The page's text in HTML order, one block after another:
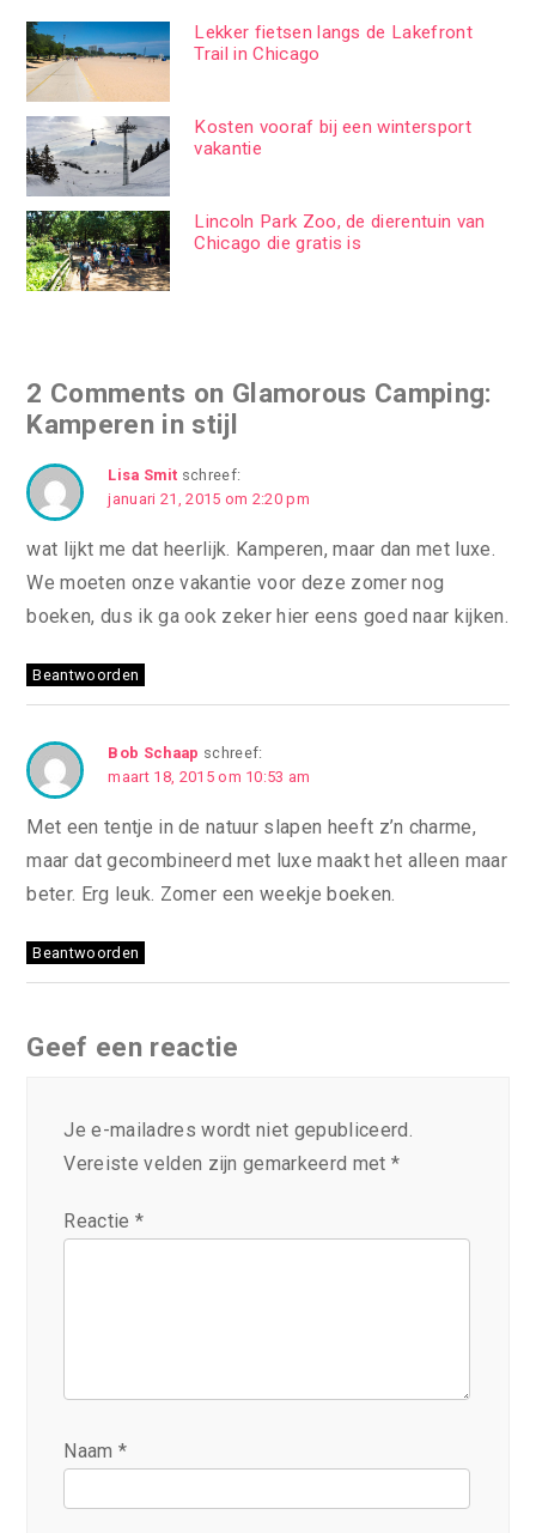
Lekker fietsen langs de Lakefront
Trail in Chicago
Kosten vooraf bij een wintersport
vakantie
Lincoln Park Zoo, de dierentuin van
Chicago die gratis is
2 Comments on Glamorous Camping:
Kamperen in stijl
Lisa Smit schreef:
januari 21, 2015 om 2:20 pm
wat lijkt me dat heerlijk. Kamperen, maar dan met luxe.
We moeten onze vakantie voor deze zomer nog
boeken, dus ik ga ook zeker hier eens goed naar kijken.
Beantwoorden
Bob Schaap schreef:
maart 18, 2015 om 10:53 am
Met een tentje in de natuur slapen heeft z’n charme,
maar dat gecombineerd met luxe maakt het alleen maar
beter. Erg leuk. Zomer een weekje boeken.
Beantwoorden
Geef een reactie
Je e-mailadres wordt niet gepubliceerd.
Vereiste velden zijn gemarkeerd met *
Reactie *
Naam*